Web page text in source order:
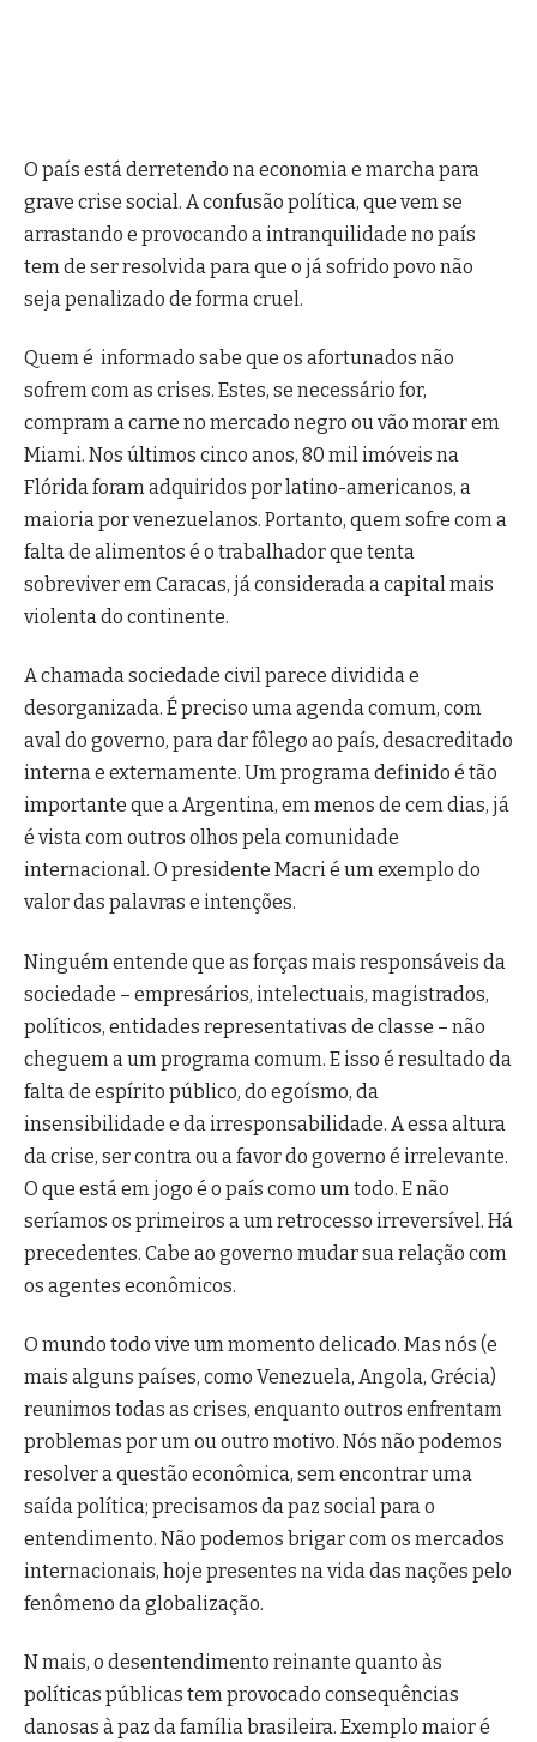
O país está derretendo na economia e marcha para
grave crise social. A confusão política, que vem se
arrastando e provocando a intranquilidade no país
tem de ser resolvida para que o já sofrido povo não
seja penalizado de forma cruel.
Quem é informado sabe que os afortunados não
sofrem com as crises. Estes, se necessário for,
compram a carne no mercado negro ou vão morar em
Miami. Nos últimos cinco anos, 80 mil imóveis na
Flórida foram adquiridos por latino-americanos, a
maioria por venezuelanos. Portanto, quem sofre com a
falta de alimentos é o trabalhador que tenta
sobreviver em Caracas, já considerada a capital mais
violenta do continente.
A chamada sociedade civil parece dividida e
desorganizada. É preciso uma agenda comum, com
aval do governo, para dar fôlego ao país, desacreditado
interna e externamente. Um programa definido é tão
importante que a Argentina, em menos de cem dias, já
é vista com outros olhos pela comunidade
internacional. O presidente Macri é um exemplo do
valor das palavras e intenções.
Ninguém entende que as forças mais responsáveis da
sociedade – empresários, intelectuais, magistrados,
políticos, entidades representativas de classe – não
cheguem a um programa comum. E isso é resultado da
falta de espírito público, do egoísmo, da
insensibilidade e da irresponsabilidade. A essa altura
da crise, ser contra ou a favor do governo é irrelevante.
O que está em jogo é o país como um todo. E não
seríamos os primeiros a um retrocesso irreversível. Há
precedentes. Cabe ao governo mudar sua relação com
os agentes econômicos.
O mundo todo vive um momento delicado. Mas nós (e
mais alguns países, como Venezuela, Angola, Grécia)
reunimos todas as crises, enquanto outros enfrentam
problemas por um ou outro motivo. Nós não podemos
resolver a questão econômica, sem encontrar uma
saída política; precisamos da paz social para o
entendimento. Não podemos brigar com os mercados
internacionais, hoje presentes na vida das nações pelo
fenômeno da globalização.
N mais, o desentendimento reinante quanto às
políticas públicas tem provocado consequências
danosas à paz da família brasileira. Exemplo maior é